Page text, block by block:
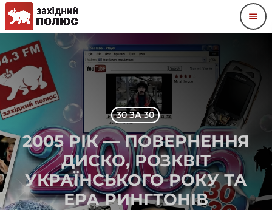
menu
30 ЗА 30
2005 РІК — ПОВЕРНЕННЯ
ДИСКО, РОЗКВІТ
УКРАЇНСЬКОГО РОКУ ТА
ЕРА РИНГТОНІВ